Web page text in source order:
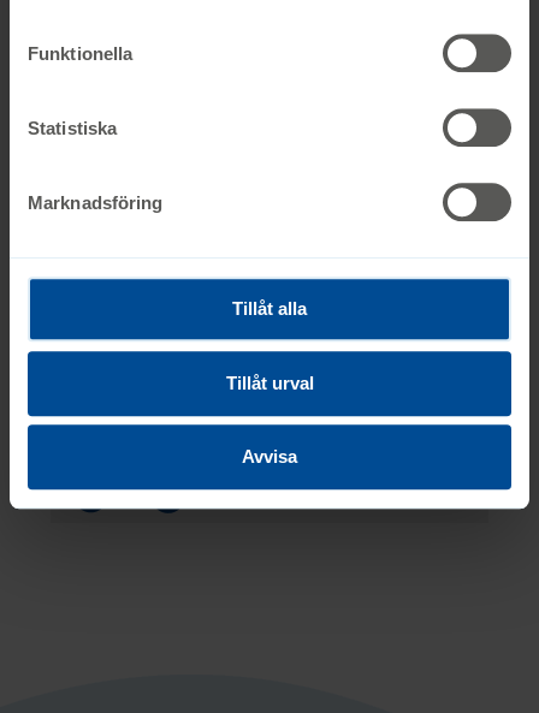
Funktionella
Statistiska
Marknadsföring
Tillåt alla
Tillåt urval
Avvisa
Insamlingsansvarig
Maria.Moller@agrenska.se
Dela på Dela på